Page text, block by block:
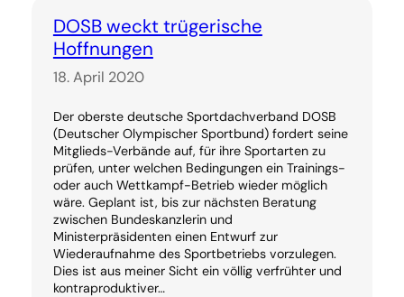
DOSB weckt trügerische
Hoffnungen
18. April 2020
Der oberste deutsche Sportdachverband DOSB
(Deutscher Olympischer Sportbund) fordert seine
Mitglieds-Verbände auf, für ihre Sportarten zu
prüfen, unter welchen Bedingungen ein Trainings-
oder auch Wettkampf-Betrieb wieder möglich
wäre. Geplant ist, bis zur nächsten Beratung
zwischen Bundeskanzlerin und
Ministerpräsidenten einen Entwurf zur
Wiederaufnahme des Sportbetriebs vorzulegen.
Dies ist aus meiner Sicht ein völlig verfrühter und
kontraproduktiver…